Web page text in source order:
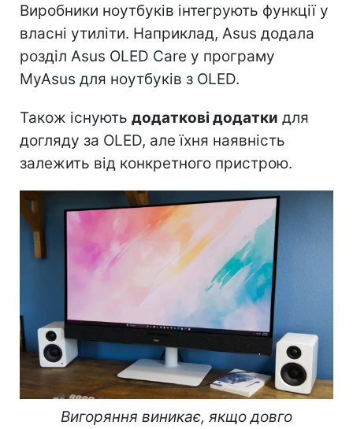
Виробники ноутбуків інтегрують функції у
власні утиліти. Наприклад, Asus додала
розділ Asus OLED Care у програму
MyAsus для ноутбуків з OLED.
Також існують додаткові додатки для
догляду за OLED, але їхня наявність
залежить від конкретного пристрою.
Вигоряння виникає, якщо довго